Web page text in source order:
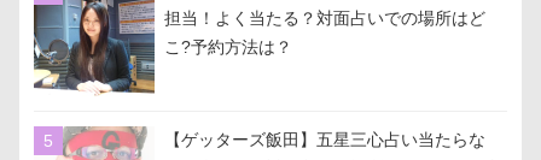
担当！よく当たる？対面占いでの場所はど
こ?予約方法は？
【ゲッターズ飯田】五星三心占い当たらな